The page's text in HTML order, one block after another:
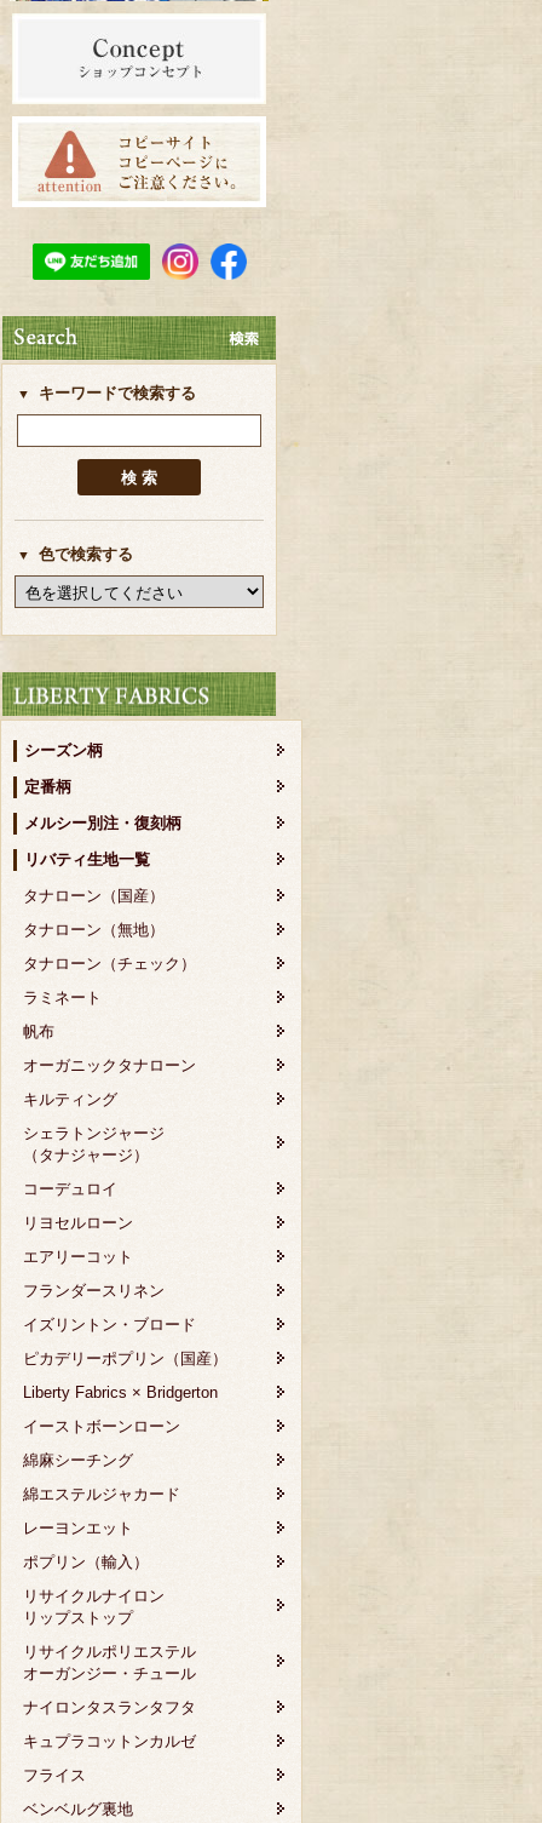
キーワードで検索する
色で検索する
シーズン柄
定番柄
メルシー別注・復刻柄
リバティ生地一覧
タナローン（国産）
タナローン（無地）
タナローン（チェック）
ラミネート
帆布
オーガニックタナローン
キルティング
シェラトンジャージ
（タナジャージ）
コーデュロイ
リヨセルローン
エアリーコット
フランダースリネン
イズリントン・ブロード
ピカデリーポプリン（国産）
Liberty Fabrics × Bridgerton
イーストボーンローン
綿麻シーチング
綿エステルジャカード
レーヨンエット
ポプリン（輸入）
リサイクルナイロン
リップストップ
リサイクルポリエステル
オーガンジー・チュール
ナイロンタスランタフタ
キュプラコットンカルゼ
フライス
ベンベルグ裏地